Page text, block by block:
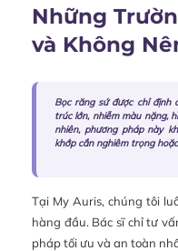
Những
và Không
Bọc răng sứ được chỉ định
trúc lớn, nhiễm màu nặng,
nhiên, phương pháp này
khớp cắn nghiêm trọng
Tại My Auris, chúng tôi
hàng đầu. Bác sĩ chỉ tư
pháp tối ưu và an toàn